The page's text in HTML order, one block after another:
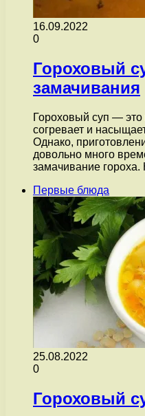
16.09.2022
0
Гороховый
замачивания
Гороховый суп — это
согревает и
Однако,
довольно много
замачивание
Первые блюда
25.08.2022
0
Гороховый